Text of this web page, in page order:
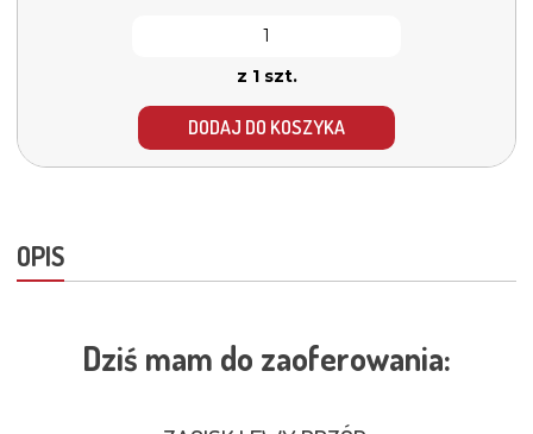
z 1 szt.
DODAJ DO KOSZYKA
OPIS
Dziś mam do zaoferowania: